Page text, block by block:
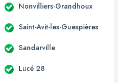
Nonvilliers-Grandhoux
Saint-Avit-les-Guespières
Sandarville
Lucé 28